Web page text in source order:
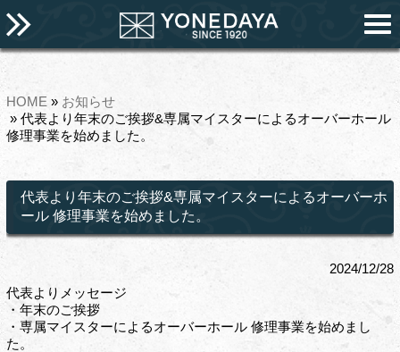
HOME » お知らせ
» 代表より年末のご挨拶&専属マイスターによるオーバーホール
修理事業を始めました。
代表より年末のご挨拶&専属マイスターによるオーバーホ
ール 修理事業を始めました。
2024/12/28
代表よりメッセージ
・年末のご挨拶
・専属マイスターによるオーバーホール 修理事業を始めまし
た。